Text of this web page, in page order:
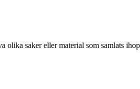
olika saker eller material som samlats ihop